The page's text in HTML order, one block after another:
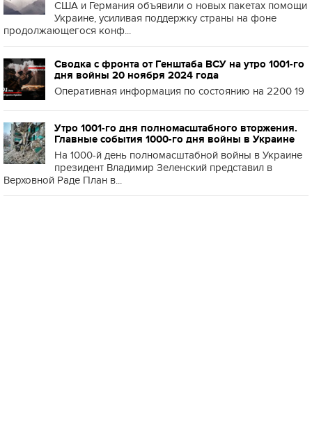
США и Германия объявили о новых пакетах помощи
Украине, усиливая поддержку страны на фоне
продолжающегося конф...
Сводка с фронта от Генштаба ВСУ на утро 1001-го
дня войны 20 ноября 2024 года
Оперативная информация по состоянию на 2200 19
Утро 1001-го дня полномасштабного вторжения.
Главные события 1000-го дня войны в Украине
На 1000-й день полномасштабной войны в Украине
президент Владимир Зеленский представил в
Верховной Раде План в...